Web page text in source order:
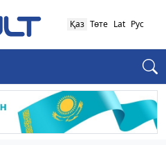
Қаз Төте Lat Рус